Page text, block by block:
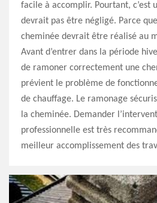
facile à accomplir. Pourtant, c’est
devrait pas être négligé. Parce
cheminée devrait être réalisé au
Avant d’entrer dans la période
de ramoner correctement une
prévient le problème de
de chauffage. Le ramonage
la cheminée. Demander
professionnelle est très
meilleur accomplissement des